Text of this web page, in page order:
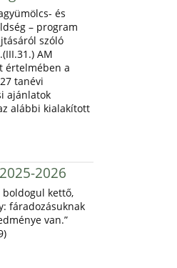
és
– program
szóló
AM
értelmében a
tanévi
ajánlatok
alábbi kialakított
2026
boldogul kettő,
fáradozásuknak
van.”